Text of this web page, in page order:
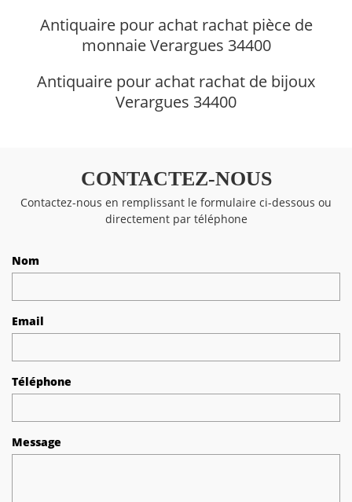
Antiquaire pour achat rachat pièce de
monnaie Verargues 34400
Antiquaire pour achat rachat de bijoux
Verargues 34400
CONTACTEZ-NOUS
Contactez-nous en remplissant le formulaire ci-dessous ou
directement par téléphone
Nom
Email
Téléphone
Message